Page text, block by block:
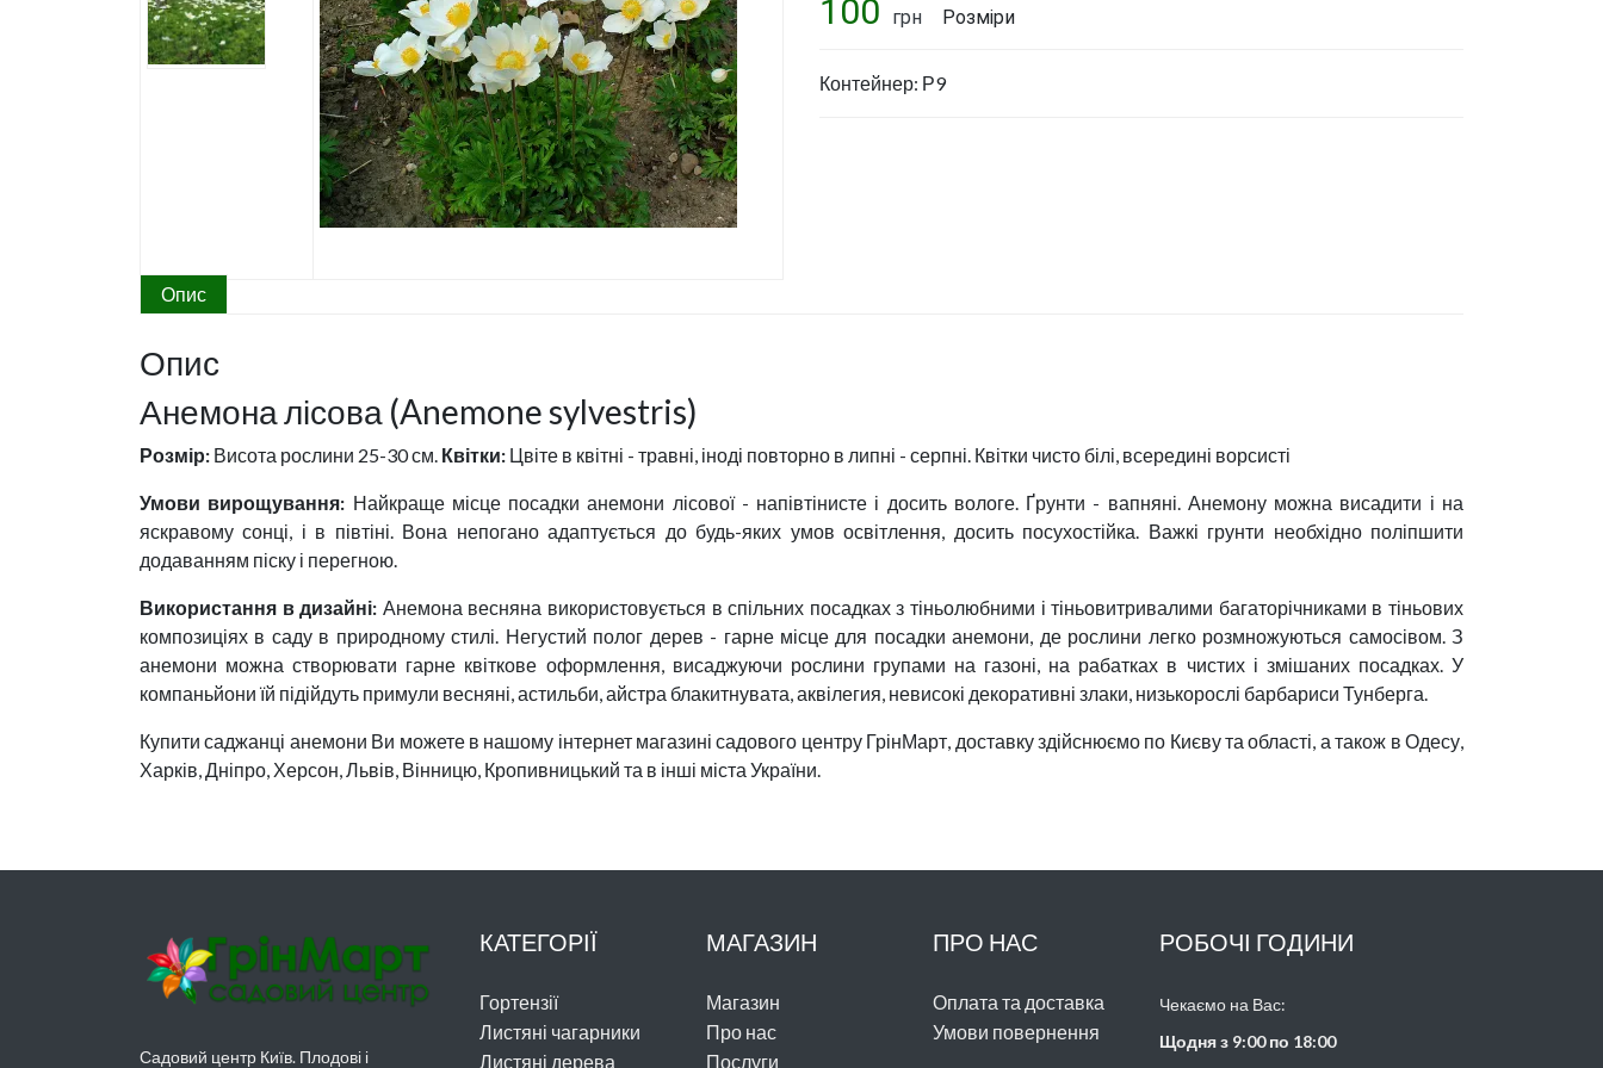
підпірних стін.
Штучні водойми
Ландшафтный дизайн та
проектування
Догляд за рослинами. Обрізка
плодового саду. Стрижка
100 грн Розміри
Контейнер: Р9
Опис
Опис
Анемона лісова (Anemone sylvestris)
Розмір: Висота рослини 25-30 см. Квітки: Цвіте в квітні - травні, іноді повторно в липні - серпні. Квітки чисто білі, всередині ворсисті
Умови вирощування: Найкраще місце посадки анемони лісової - напівтінисте і досить вологе. Ґрунти - вапняні. Анемону можна висадити і на
яскравому сонці, і в півтіні. Вона непогано адаптується до будь-яких умов освітлення, досить посухостійка. Важкі грунти необхідно поліпшити
додаванням піску і перегною.
Використання в дизайні: Анемона весняна використовується в спільних посадках з тіньолюбними і тіньовитривалими багаторічниками в тіньових
композиціях в саду в природному стилі. Негустий полог дерев - гарне місце для посадки анемони, де рослини легко розмножуються самосівом. З
анемони можна створювати гарне квіткове оформлення, висаджуючи рослини групами на газоні, на рабатках в чистих і змішаних посадках. У
компаньйони їй підійдуть примули весняні, астильби, айстра блакитнувата, аквілегия, невисокі декоративні злаки, низькорослі барбариси Тунберга.
Купити саджанці анемони Ви можете в нашому інтернет магазині садового центру ГрінМарт, доставку здійснюємо по Києву та області, а також в Одесу,
Харків, Дніпро, Херсон, Львів, Вінницю, Кропивницький та в інші міста України.
Садовий центр Київ. Плодові і
КАТЕГОРІЇ
Гортензії
Листяні чагарники
Листяні дерева
МАГАЗИН
Магазин
Про нас
Послуги
ПРО НАС
Оплата та доставка
Умови повернення
РОБОЧІ ГОДИНИ
Чекаємо на Вас:
Щодня з 9:00 по 18:00